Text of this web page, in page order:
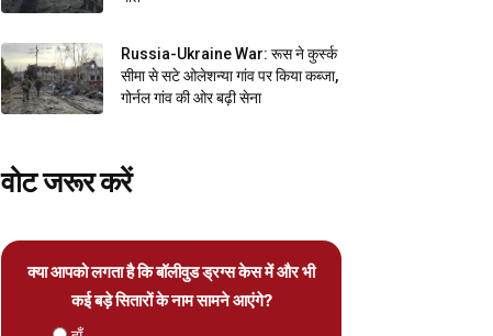
Russia-Ukraine War: रूस ने कुर्स्क
सीमा से सटे ओलेशन्या गांव पर किया कब्जा,
गोर्नल गांव की ओर बढ़ी सेना
वोट जरूर करें
क्या आपको लगता है कि बॉलीवुड ड्रग्स केस में और भी
कई बड़े सितारों के नाम सामने आएंगे?